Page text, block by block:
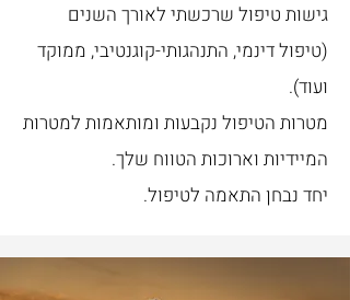
גישות טיפול שרכשתי לאורך השנים
(טיפול דינמי, התנהגותי-קוגנטיבי, ממוקד
ועוד).
מטרות הטיפול נקבעות ומותאמות למטרות
המיידיות וארוכות הטווח שלך.
יחד נבחן התאמה לטיפול.